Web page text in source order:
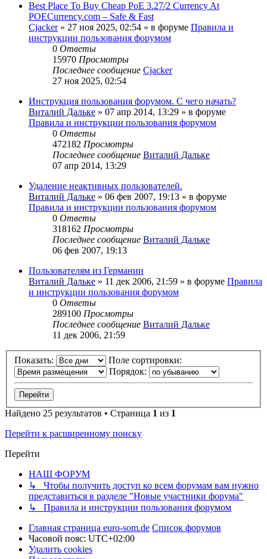
Best Place To Buy Cheap PoE 3.27/2 Currency At
POECurrency.com – Safe & Fast
Cjacker» 27 ноя 2025, 02:54 » в форуме Правила и
инструкции пользования форумом
0 Ответы
15970 Просмотры
Последнее сообщение Cjacker
27 ноя 2025, 02:54
Инструкция пользования форумом. С чего начать?
Виталий Дальке » 07 апр 2014, 13:29 » в форуме
Правила и инструкции пользования форумом
0 Ответы
472182 Просмотры
Последнее сообщение Виталий Дальке
07 апр 2014, 13:29
Удаление неактивных пользователей.
Виталий Дальке » 06 фев 2007, 19:13 » в форуме
Правила и инструкции пользования форумом
0 Ответы
318162 Просмотры
Последнее сообщение Виталий Дальке
06 фев 2007, 19:13
Пользователям из Германии
Виталий Дальке » 11 дек 2006, 21:59 » в форуме Правила
и инструкции пользования форумом
0 Ответы
289100 Просмотры
Последнее сообщение Виталий Дальке
11 дек 2006, 21:59
Показать:
Поле сортировки:
Порядок:
Найдено 25 результатов • Страница 1 из 1
Перейти к расширенному поиску
Перейти
НАШ ФОРУМ
↳ Чтобы получить доступ ко всем форумам вам нужно
представиться в разделе "Новые участники форума"
↳ Правила и инструкции пользования форумом
Главная страница euro-som.de Список форумов
Часовой пояс: UTC+02:00
Удалить cookies